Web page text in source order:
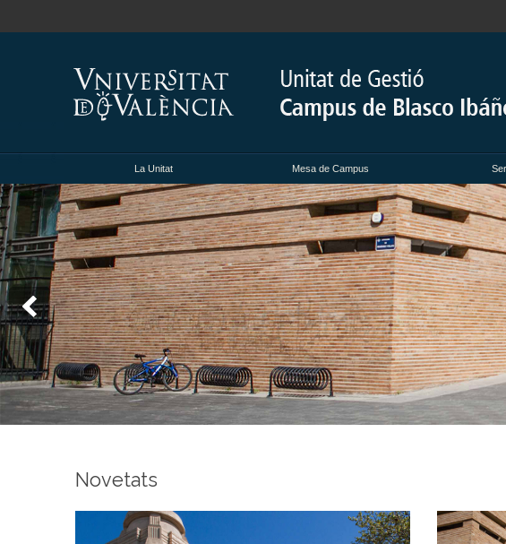
La Unitat Mesa de Campus
Novetats